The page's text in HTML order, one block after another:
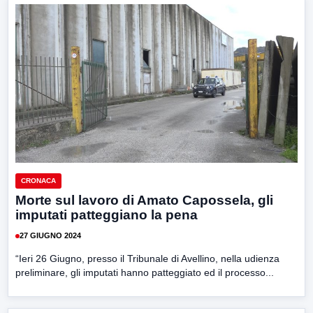
CRONACA
Morte sul lavoro di Amato Capossela, gli
imputati patteggiano la pena
27 GIUGNO 2024
“Ieri 26 Giugno, presso il Tribunale di Avellino, nella udienza
preliminare, gli imputati hanno patteggiato ed il processo...